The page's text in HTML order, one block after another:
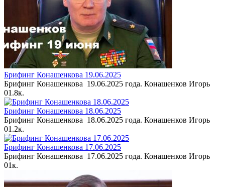
Брифинг Конашенкова 19.06.2025
Брифинг Конашенкова 19.06.2025 года. Конашенков Игорь
01.8к.
Брифинг Конашенкова 18.06.2025
Брифинг Конашенкова 18.06.2025 года. Конашенков Игорь
01.2к.
Брифинг Конашенкова 17.06.2025
Брифинг Конашенкова 17.06.2025 года. Конашенков Игорь
01к.